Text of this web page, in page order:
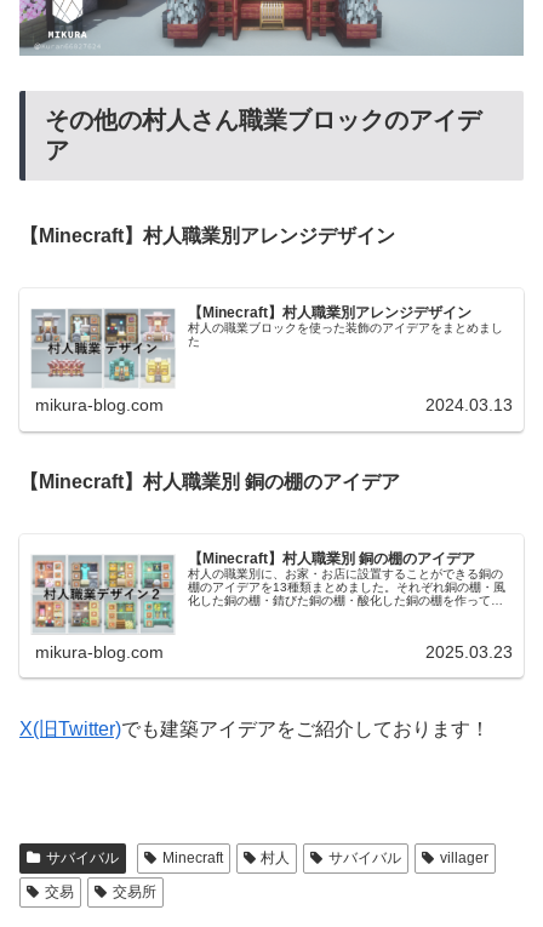
その他の村人さん職業ブロックのアイデ
ア
【Minecraft】村人職業別アレンジデザイン
【Minecraft】村人職業別アレンジデザイン
村人の職業ブロックを使った装飾のアイデアをまとめまし
た
mikura-blog.com 2024.03.13
【Minecraft】村人職業別 銅の棚のアイデア
【Minecraft】村人職業別 銅の棚のアイデア
村人の職業別に、お家・お店に設置することができる銅の
棚のアイデアを13種類まとめました。それぞれ銅の棚・風
化した銅の棚・錆びた銅の棚・酸化した銅の棚を作ってい
mikura-blog.com 2025.03.23
X(旧Twitter)でも建築アイデアをご紹介しております！
サバイバル Minecraft 村人 サバイバル
villager
交易
交易所